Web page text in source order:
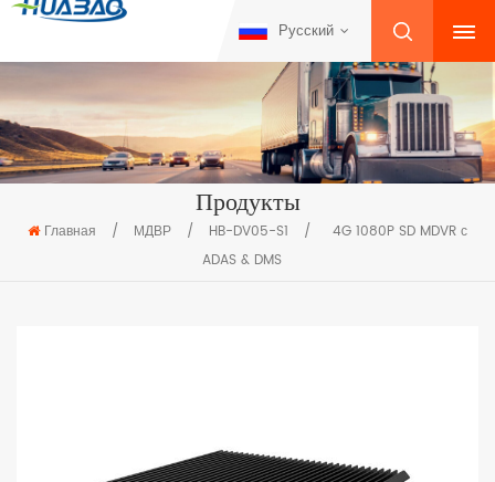
Русский
Продукты
Главная / МДВР / HB-DV05-S1 /
4G 1080P SD MDVR с
ADAS & DMS